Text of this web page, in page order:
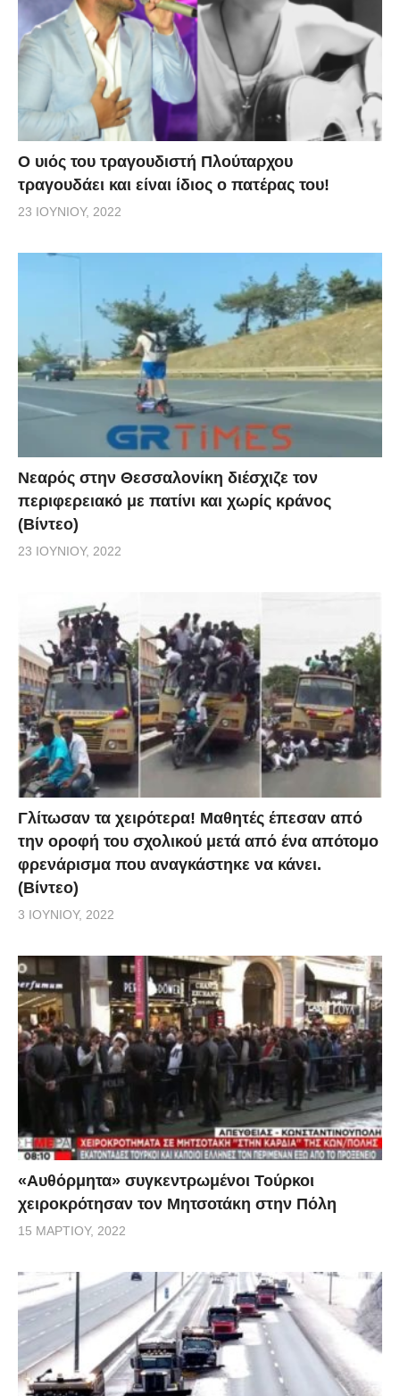
O υιός του τραγουδιστή Πλούταρχου
τραγουδάει και είναι ίδιος ο πατέρας του!
23 ΙΟΥΝΊΟΥ, 2022
Νεαρός στην Θεσσαλονίκη διέσχιζε τον
περιφερειακό με πατίνι και χωρίς κράνος
(Βίντεο)
23 ΙΟΥΝΊΟΥ, 2022
Γλίτωσαν τα χειρότερα! Μαθητές έπεσαν από
την οροφή του σχολικού μετά από ένα απότομο
φρενάρισμα που αναγκάστηκε να κάνει.
(Βίντεο)
3 ΙΟΥΝΊΟΥ, 2022
«Αυθόρμητα» συγκεντρωμένοι Τούρκοι
χειροκρότησαν τον Μητσοτάκη στην Πόλη
15 ΜΑΡΤΊΟΥ, 2022